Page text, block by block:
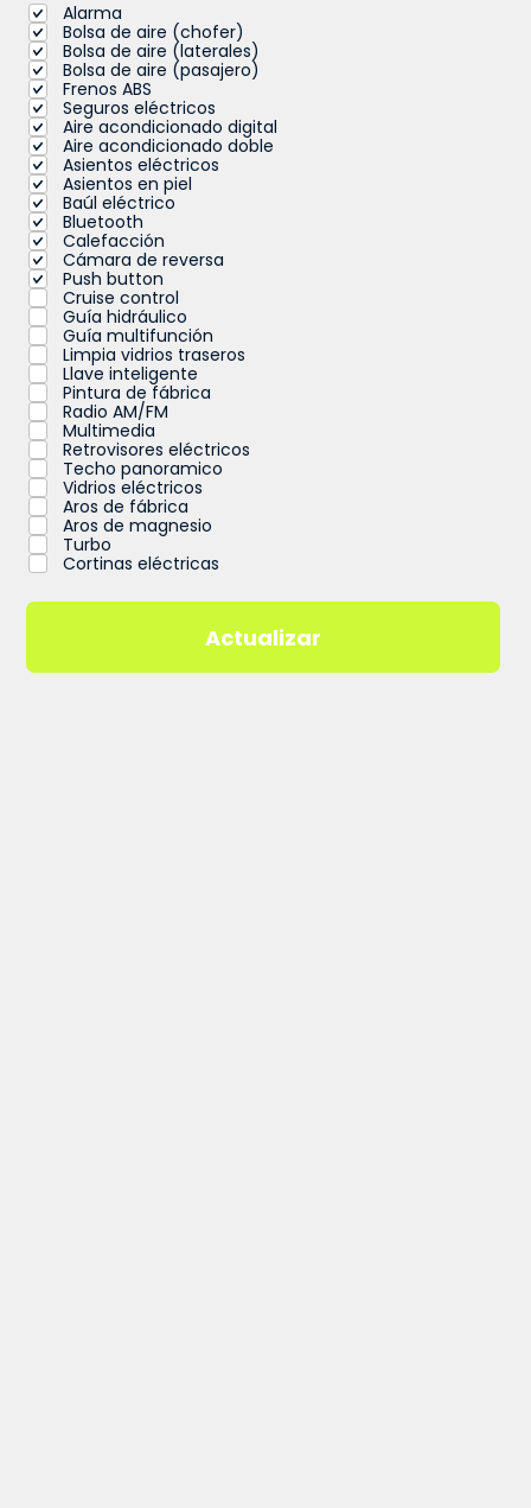
Alarma
Bolsa de aire (chofer)
Bolsa de aire (laterales)
Bolsa de aire (pasajero)
Frenos ABS
Seguros eléctricos
Aire acondicionado digital
Aire acondicionado doble
Asientos eléctricos
Asientos en piel
Baúl eléctrico
Bluetooth
Calefacción
Cámara de reversa
Push button
Cruise control
Guía hidráulico
Guía multifunción
Limpia vidrios traseros
Llave inteligente
Pintura de fábrica
Radio AM/FM
Multimedia
Retrovisores eléctricos
Techo panoramico
Vidrios eléctricos
Aros de fábrica
Aros de magnesio
Turbo
Cortinas eléctricas
Actualizar